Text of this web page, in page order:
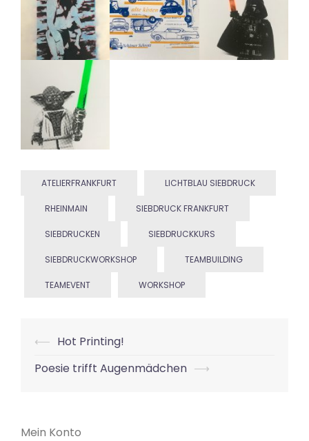
ATELIERFRANKFURT LICHTBLAU SIEBDRUCK
RHEINMAIN SIEBDRUCK FRANKFURT
SIEBDRUCKEN SIEBDRUCKKURS
SIEBDRUCKWORKSHOP TEAMBUILDING
TEAMEVENT WORKSHOP
Beitrags-
⟵ Hot Printing!
Poesie trifft Augenmädchen ⟶
Mein Konto